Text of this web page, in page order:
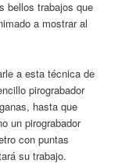
bellos trabajos que
a mostrar al
a esta técnica de
pirograbador
hasta que
un pirograbador
con puntas
su trabajo.